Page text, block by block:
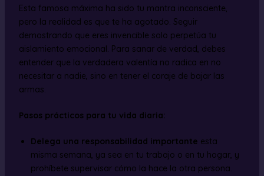
Esta famosa máxima ha sido tu mantra inconsciente,
pero la realidad es que te ha agotado. Seguir
demostrando que eres invencible solo perpetúa tu
aislamiento emocional. Para sanar de verdad, debes
entender que la verdadera valentía no radica en no
necesitar a nadie, sino en tener el coraje de bajar las
armas.
Pasos prácticos para tu vida diaria:
Delega una responsabilidad importante esta
misma semana, ya sea en tu trabajo o en tu hogar, y
prohíbete supervisar cómo la hace la otra persona.